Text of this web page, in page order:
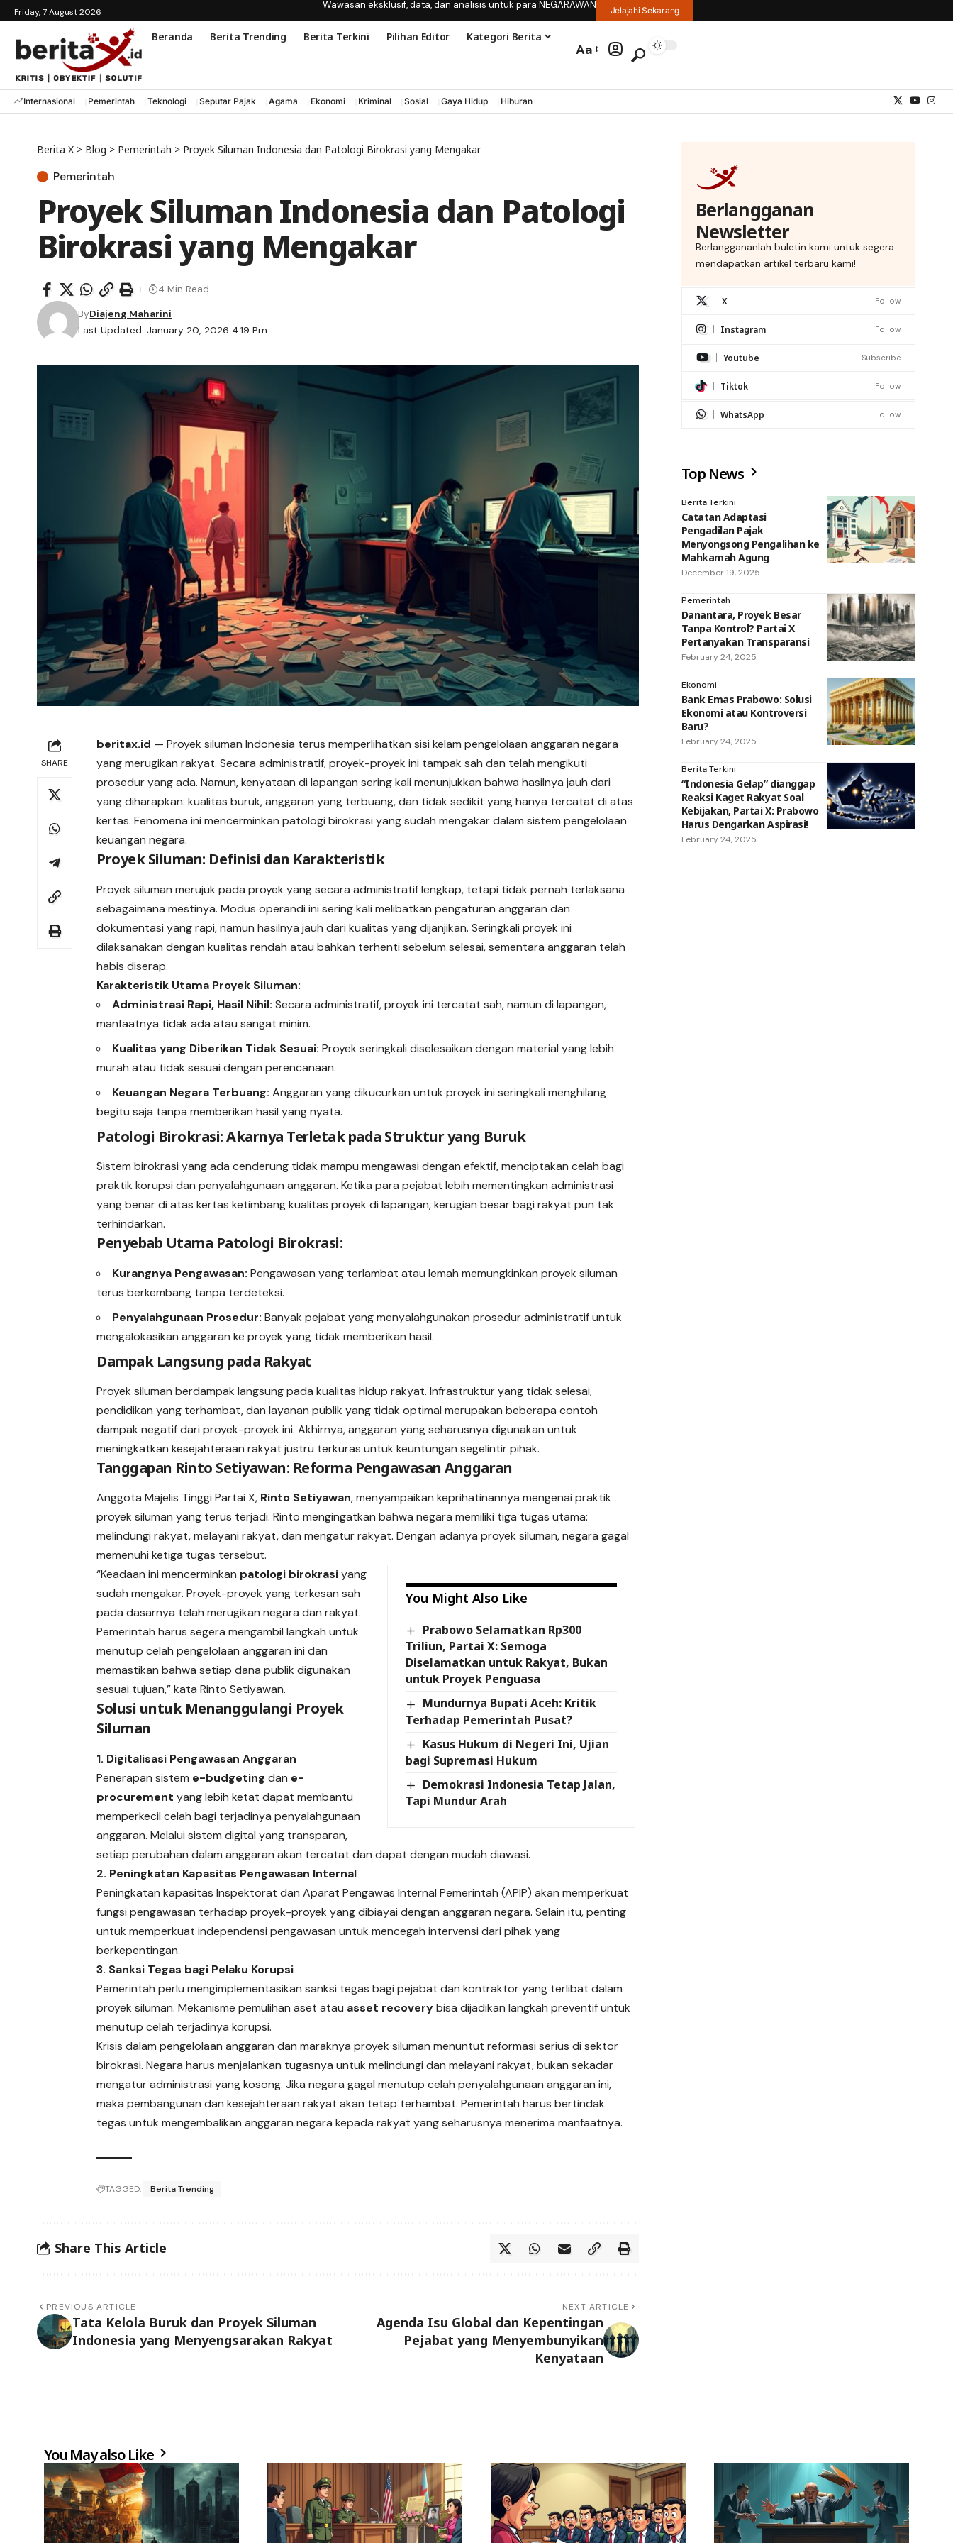
Friday, 7 August 2026
Wawasan eksklusif, data, dan analisis untuk para NEGARAWAN Jelajahi Sekarang
Beranda Berita Trending Berita Terkini Pilihan Editor Kategori Berita
Aa
Internasional Pemerintah Teknologi Seputar Pajak Agama Ekonomi Kriminal Sosial Gaya Hidup Hiburan
Berita X > Blog > Pemerintah > Proyek Siluman Indonesia dan Patologi Birokrasi yang Mengakar
Pemerintah
Proyek Siluman Indonesia dan Patologi
Birokrasi yang Mengakar
Last Updated: January 20, 2026 4:19 Pm
ByDiajeng Maharini
4 Min Read
SHARE
beritax.id — Proyek siluman Indonesia terus memperlihatkan sisi kelam pengelolaan anggaran negara
yang merugikan rakyat. Secara administratif, proyek-proyek ini tampak sah dan telah mengikuti
prosedur yang ada. Namun, kenyataan di lapangan sering kali menunjukkan bahwa hasilnya jauh dari
yang diharapkan: kualitas buruk, anggaran yang terbuang, dan tidak sedikit yang hanya tercatat di atas
kertas. Fenomena ini mencerminkan patologi birokrasi yang sudah mengakar dalam sistem pengelolaan
keuangan negara.
Proyek Siluman: Definisi dan Karakteristik
Proyek siluman merujuk pada proyek yang secara administratif lengkap, tetapi tidak pernah terlaksana
sebagaimana mestinya. Modus operandi ini sering kali melibatkan pengaturan anggaran dan
dokumentasi yang rapi, namun hasilnya jauh dari kualitas yang dijanjikan. Seringkali proyek ini
dilaksanakan dengan kualitas rendah atau bahkan terhenti sebelum selesai, sementara anggaran telah
habis diserap.
Karakteristik Utama Proyek Siluman:
Administrasi Rapi, Hasil Nihil: Secara administratif, proyek ini tercatat sah, namun di lapangan,
manfaatnya tidak ada atau sangat minim.
Kualitas yang Diberikan Tidak Sesuai: Proyek seringkali diselesaikan dengan material yang lebih
murah atau tidak sesuai dengan perencanaan.
Keuangan Negara Terbuang: Anggaran yang dikucurkan untuk proyek ini seringkali menghilang
begitu saja tanpa memberikan hasil yang nyata.
Patologi Birokrasi: Akarnya Terletak pada Struktur yang Buruk
Sistem birokrasi yang ada cenderung tidak mampu mengawasi dengan efektif, menciptakan celah bagi
praktik korupsi dan penyalahgunaan anggaran. Ketika para pejabat lebih mementingkan administrasi
yang benar di atas kertas ketimbang kualitas proyek di lapangan, kerugian besar bagi rakyat pun tak
terhindarkan.
Penyebab Utama Patologi Birokrasi:
Kurangnya Pengawasan: Pengawasan yang terlambat atau lemah memungkinkan proyek siluman
terus berkembang tanpa terdeteksi.
Penyalahgunaan Prosedur: Banyak pejabat yang menyalahgunakan prosedur administratif untuk
mengalokasikan anggaran ke proyek yang tidak memberikan hasil.
Dampak Langsung pada Rakyat
Proyek siluman berdampak langsung pada kualitas hidup rakyat. Infrastruktur yang tidak selesai,
pendidikan yang terhambat, dan layanan publik yang tidak optimal merupakan beberapa contoh
dampak negatif dari proyek-proyek ini. Akhirnya, anggaran yang seharusnya digunakan untuk
meningkatkan kesejahteraan rakyat justru terkuras untuk keuntungan segelintir pihak.
Tanggapan Rinto Setiyawan: Reforma Pengawasan Anggaran
Anggota Majelis Tinggi Partai X, Rinto Setiyawan, menyampaikan keprihatinannya mengenai praktik
proyek siluman yang terus terjadi. Rinto mengingatkan bahwa negara memiliki tiga tugas utama:
melindungi rakyat, melayani rakyat, dan mengatur rakyat. Dengan adanya proyek siluman, negara gagal
memenuhi ketiga tugas tersebut.
You Might Also Like
Prabowo Selamatkan Rp300
Triliun, Partai X: Semoga
Diselamatkan untuk Rakyat, Bukan
untuk Proyek Penguasa
Mundurnya Bupati Aceh: Kritik
Terhadap Pemerintah Pusat?
Kasus Hukum di Negeri Ini, Ujian
bagi Supremasi Hukum
Demokrasi Indonesia Tetap Jalan,
Tapi Mundur Arah
“Keadaan ini mencerminkan patologi birokrasiyang
sudah mengakar. Proyek-proyek yang terkesan sah
pada dasarnya telah merugikan negara dan rakyat.
Pemerintah harus segera mengambil langkah untuk
menutup celah pengelolaan anggaran ini dan
memastikan bahwa setiap dana publik digunakan
sesuai tujuan,” kata Rinto Setiyawan.
Solusi untuk Menanggulangi Proyek
Siluman
1. Digitalisasi Pengawasan Anggaran
Penerapan sistem e-budgeting dan e-
procurement yang lebih ketat dapat membantu
memperkecil celah bagi terjadinya penyalahgunaan
anggaran. Melalui sistem digital yang transparan,
setiap perubahan dalam anggaran akan tercatat dan dapat dengan mudah diawasi.
2. Peningkatan Kapasitas Pengawasan Internal
Peningkatan kapasitas Inspektorat dan Aparat Pengawas Internal Pemerintah (APIP) akan memperkuat
fungsi pengawasan terhadap proyek-proyek yang dibiayai dengan anggaran negara. Selain itu, penting
untuk memperkuat independensi pengawasan untuk mencegah intervensi dari pihak yang
berkepentingan.
3. Sanksi Tegas bagi Pelaku Korupsi
Pemerintah perlu mengimplementasikan sanksi tegas bagi pejabat dan kontraktor yang terlibat dalam
proyek siluman. Mekanisme pemulihan aset atau asset recoverybisa dijadikan langkah preventif untuk
menutup celah terjadinya korupsi.
Krisis dalam pengelolaan anggaran dan maraknya proyek siluman menuntut reformasi serius di sektor
birokrasi. Negara harus menjalankan tugasnya untuk melindungi dan melayani rakyat, bukan sekadar
mengatur administrasi yang kosong. Jika negara gagal menutup celah penyalahgunaan anggaran ini,
maka pembangunan dan kesejahteraan rakyat akan tetap terhambat. Pemerintah harus bertindak
tegas untuk mengembalikan anggaran negara kepada rakyat yang seharusnya menerima manfaatnya.
TAGGED: Berita Trending
Share This Article
PREVIOUS ARTICLE
Tata Kelola Buruk dan Proyek Siluman
Indonesia yang Menyengsarakan Rakyat
NEXT ARTICLE
Agenda Isu Global dan Kepentingan
Pejabat yang Menyembunyikan
Kenyataan
Berlangganan
Newsletter
Berlanggananlah buletin kami untuk segera
mendapatkan artikel terbaru kami!
X Follow
Instagram Follow
Youtube Subscribe
Tiktok Follow
WhatsApp Follow
Top News
Berita Terkini
Catatan Adaptasi
Pengadilan Pajak
Menyongsong Pengalihan ke
Mahkamah Agung
December 19, 2025
Pemerintah
Danantara, Proyek Besar
Tanpa Kontrol? Partai X
Pertanyakan Transparansi
February 24, 2025
Ekonomi
Bank Emas Prabowo: Solusi
Ekonomi atau Kontroversi
Baru?
February 24, 2025
Berita Terkini
“Indonesia Gelap” dianggap
Reaksi Kaget Rakyat Soal
Kebijakan, Partai X: Prabowo
Harus Dengarkan Aspirasi!
February 24, 2025
You May also Like